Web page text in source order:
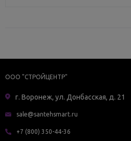
ООО "СТРОЙЦЕНТР"
г. Воронеж, ул. Донбасская, д. 21
sale@santehsmart.ru
+7 (800) 350-44-36